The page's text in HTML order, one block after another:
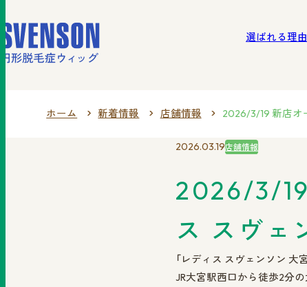
選ばれる理由
選ばれる理由
ご利用の流れ
商品一覧
ホーム 新着情報 店舗情報 2026/3/19 新店オ
2026.03.19店舗情報
2026/3/
ス スヴェ
「レディス スヴェンソン 大
JR大宮駅西口から徒歩2分